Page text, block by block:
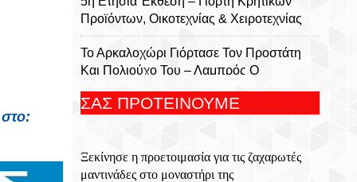
Προϊόντων, Οικοτεχνίας & Χειροτεχνίας
Το Αρκαλοχώρι Γιόρτασε Τον Προστάτη
Και Πολιούχο Του – Λαμπρός Ο
Σωτήρος
Πραγματοποιήθηκε Με Μεγάλη Επιτυχία
Το Τουρνουά Μπάσκετ 3×3 «Μάρκος
ΣΑΣ ΠΡΟΤΕΙΝΟΥΜΕ
Ξεκίνησε η προετοιμασία για τις ζαχαρωτές
μαντινάδες στο μοναστήρι της